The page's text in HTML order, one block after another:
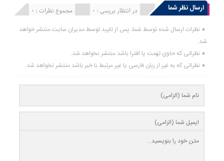
ارسال نظر شما
مجموع نظرات : 0 در انتظار بررسی : 0 انتشار یافته : 0
نظرات ارسال شده توسط شما، پس از تایید توسط مدیران سایت منتشر خواهد
شد.
نظراتی که حاوی تهمت یا افترا باشد منتشر نخواهد شد.
نظراتی که به غیر از زبان فارسی یا غیر مرتبط با خبر باشد منتشر نخواهد شد.